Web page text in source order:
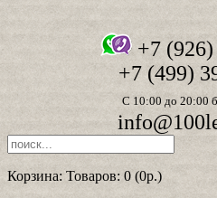
+7 (926)
+7 (499)
С 10:00 до 20:00
Корзина: Товаров: 0 (0р.)